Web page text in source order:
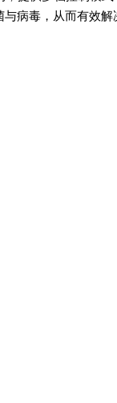
病毒，从而有效解